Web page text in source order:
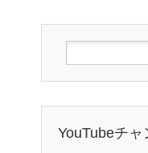
YouTubeチャ